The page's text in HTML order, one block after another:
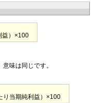
益）×100
味は同じです。
り当期純利益）×100